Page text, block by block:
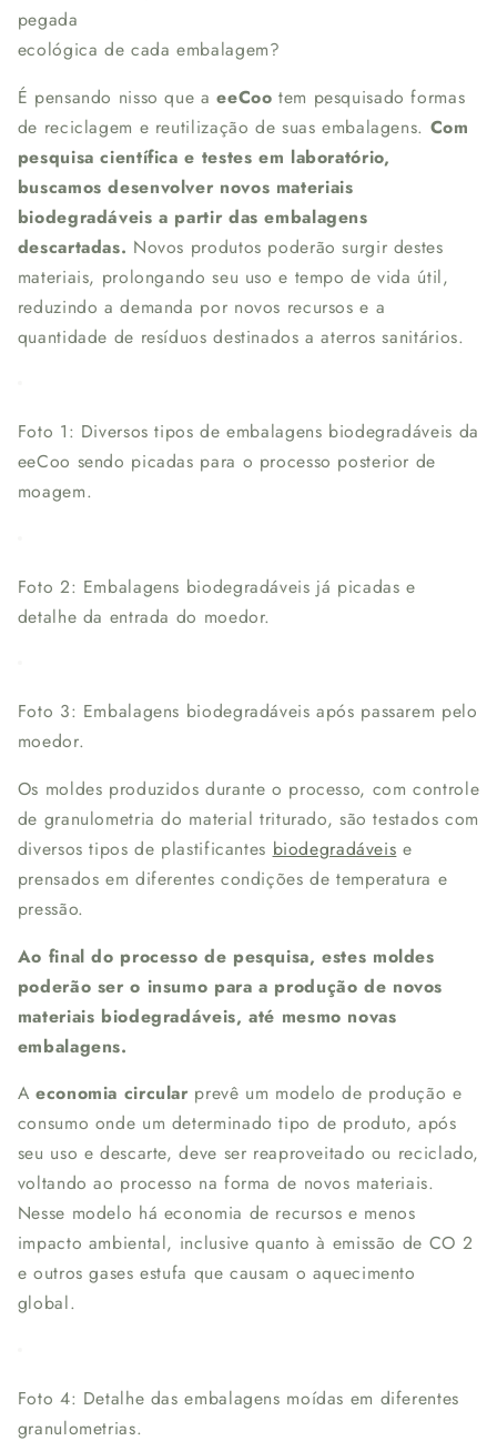
pegada
ecológica de cada embalagem?
É pensando nisso que aeeCoo tem pesquisado formas
de reciclagem e reutilização de suas embalagens. Com
pesquisa científica e testes em laboratório,
buscamos desenvolver novos materiais
biodegradáveis a partir das embalagens
descartadas. Novos produtos poderão surgir destes
materiais, prolongando seu uso e tempo de vida útil,
reduzindo a demanda por novos recursos e a
quantidade de resíduos destinados a aterros sanitários.
Foto 1: Diversos tipos de embalagens biodegradáveis da
eeCoo sendo picadas para o processo posterior de
moagem.
Foto 2: Embalagens biodegradáveis já picadas e
detalhe da entrada do moedor.
Foto 3: Embalagens biodegradáveis após passarem pelo
moedor.
Os moldes produzidos durante o processo, com controle
de granulometria do material triturado, são testados com
diversos tipos de plastificantes biodegradáveis e
prensados em diferentes condições de temperatura e
pressão.
Ao final do processo de pesquisa, estes moldes
poderão ser o insumo para a produção de novos
materiais biodegradáveis, até mesmo novas
embalagens.
Aeconomia circularprevê um modelo de produção e
consumo onde um determinado tipo de produto, após
seu uso e descarte, deve ser reaproveitado ou reciclado,
voltando ao processo na forma de novos materiais.
Nesse modelo há economia de recursos e menos
impacto ambiental, inclusive quanto à emissão de CO 2
e outros gases estufa que causam o aquecimento
global.
Foto 4: Detalhe das embalagens moídas em diferentes
granulometrias.